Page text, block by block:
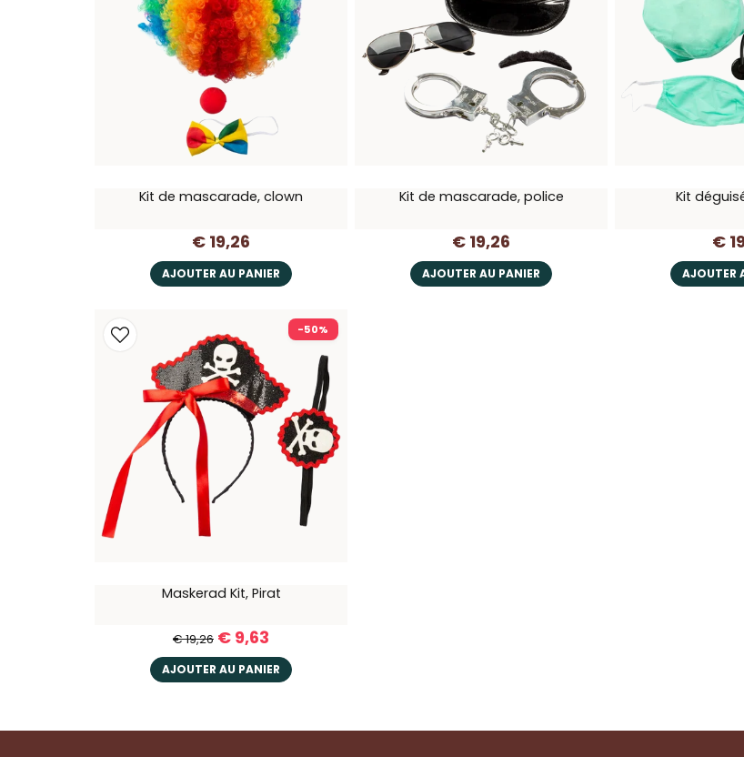
Kit de mascarade, clown
€ 19,26
AJOUTER AU PANIER
Kit de mascarade, police
€ 19,26
AJOUTER AU PANIER
Kit
€
AJOUTER
Maskerad Kit, Pirat
€ 19,26 € 9,63
AJOUTER AU PANIER
-50%